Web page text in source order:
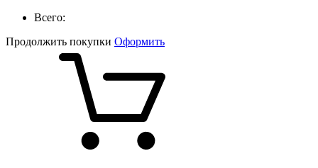
Всего:
Продолжить покупки Оформить